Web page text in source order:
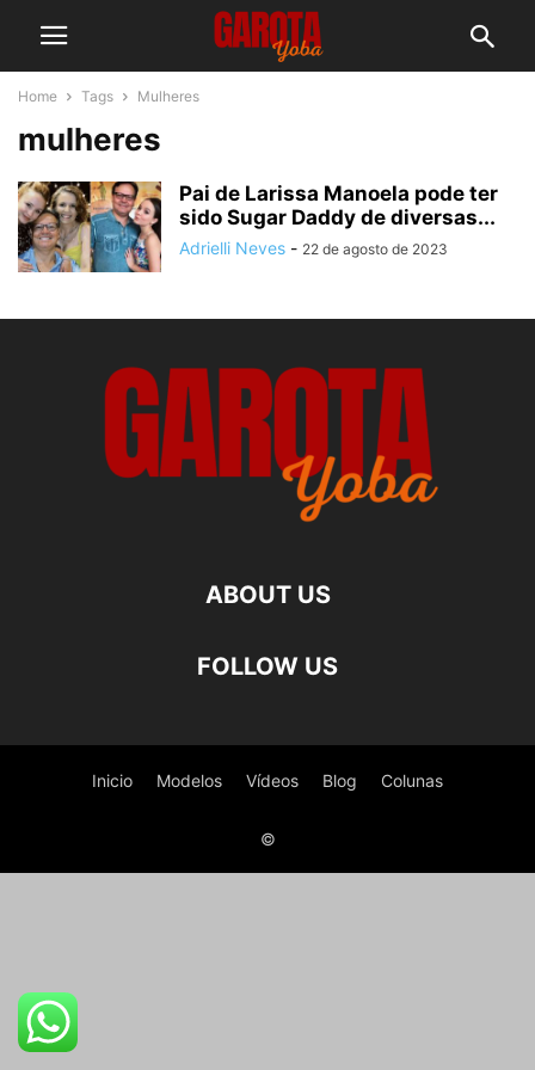
Home Tags Mulheres
mulheres
Pai de Larissa Manoela pode ter
sido Sugar Daddy de diversas...
Adrielli Neves - 22 de agosto de 2023
ABOUT US
FOLLOW US
Inicio Modelos Vídeos Blog Colunas
©